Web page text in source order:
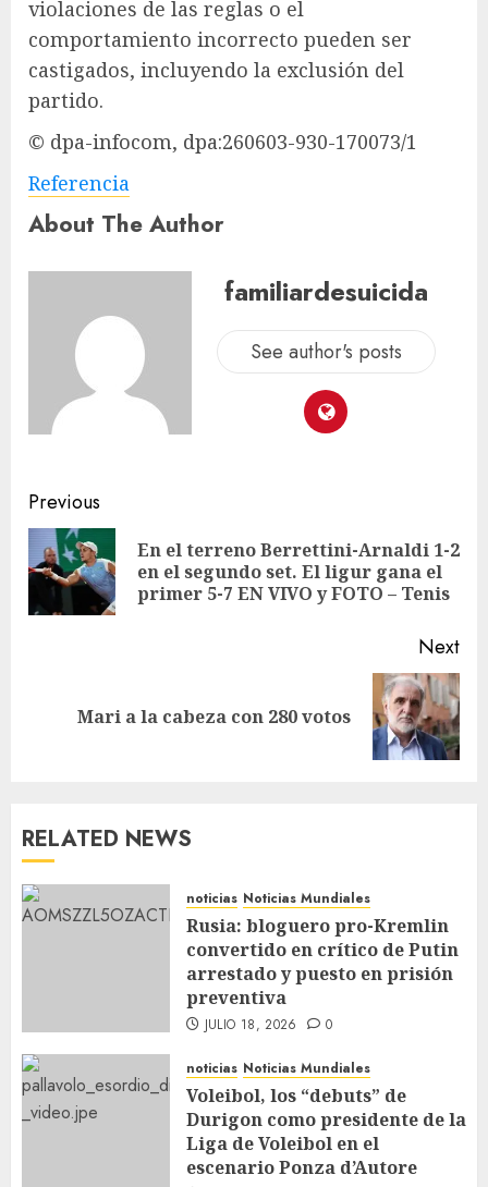
violaciones de las reglas o el
comportamiento incorrecto pueden ser
castigados, incluyendo la exclusión del
partido.
© dpa-infocom, dpa:260603-930-170073/1
Referencia
About The Author
familiardesuicida
See author's posts
Previous
En el terreno Berrettini-Arnaldi 1-2
en el segundo set. El ligur gana el
primer 5-7 EN VIVO y FOTO – Tenis
Next
Mari a la cabeza con 280 votos
RELATED NEWS
noticias Noticias Mundiales
Rusia: bloguero pro-Kremlin
convertido en crítico de Putin
arrestado y puesto en prisión
preventiva
JULIO 18, 2026 0
noticias Noticias Mundiales
Voleibol, los “debuts” de
Durigon como presidente de la
Liga de Voleibol en el
escenario Ponza d’Autore